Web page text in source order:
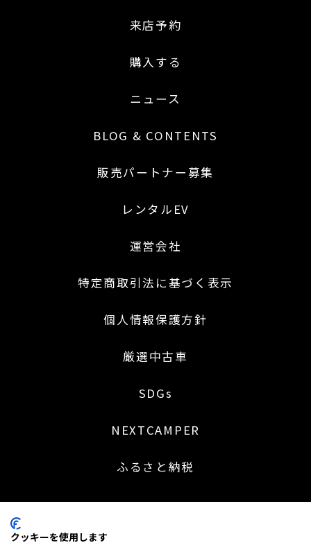
来店予約
購入する
ニュース
BLOG & CONTENTS
販売パートナー募集
レンタルEV
運営会社
特定商取引法に基づく表示
個人情報保護方針
厳選中古車
SDGs
NEXTCAMPER
ふるさと納税
〒453-0041 名古屋市中村区本陣通 2 丁目 30 番地
クッキーを使用します